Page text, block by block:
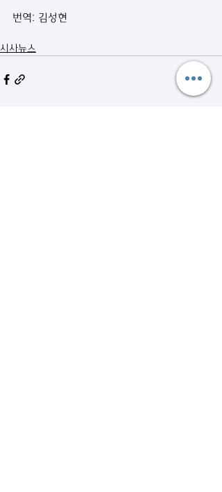
번역: 김성현
시사뉴스